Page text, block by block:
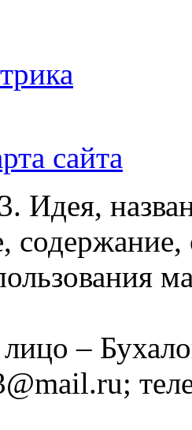
сайта
Идея,
лицо –